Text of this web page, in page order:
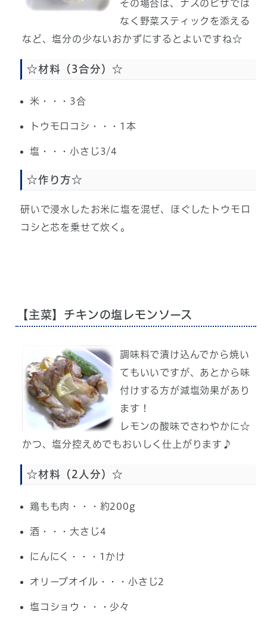
その場合は、ナスのピザでは
なく野菜スティックを添える
など、塩分の少ないおかずにするとよいですね☆
☆材料（3合分）☆
米・・・3合
トウモロコシ・・・1本
塩・・・小さじ3/4
☆作り方☆
研いで浸水したお米に塩を混ぜ、ほぐしたトウモロ
コシと芯を乗せて炊く。
【主菜】チキンの塩レモンソース
調味料で漬け込んでから焼い
てもいいですが、あとから味
付けする方が減塩効果があり
ます！
レモンの酸味でさわやかに☆
かつ、塩分控えめでもおいしく仕上がります♪
☆材料（2人分）☆
鶏もも肉・・・約200g
酒・・・大さじ4
にんにく・・・1かけ
オリーブオイル・・・小さじ2
塩コショウ・・・少々